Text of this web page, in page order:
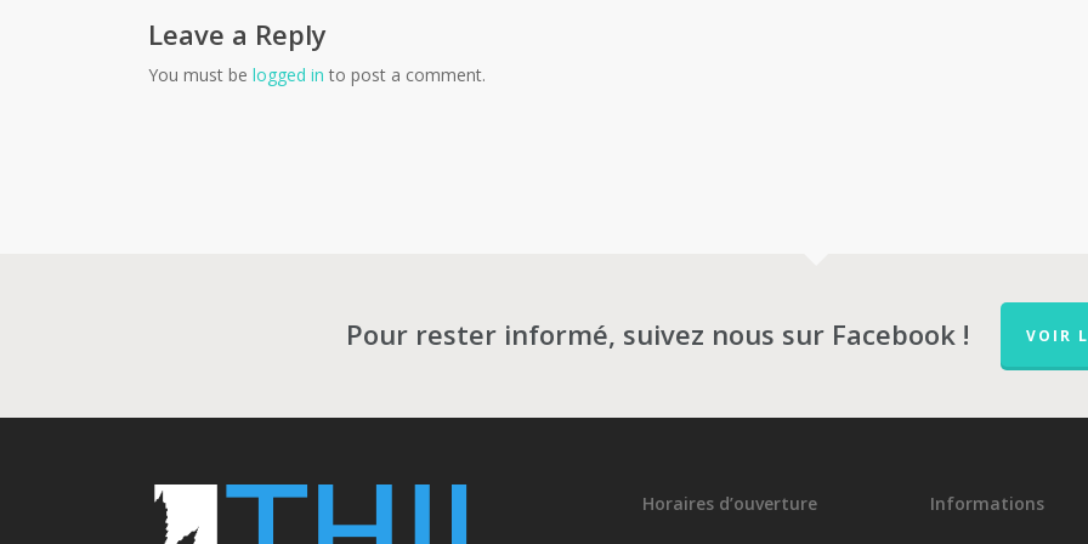
Leave a Reply
You must be logged in to post a comment.
Pour rester informé, suivez nous sur Facebook ! VOIR
Horaires d’ouverture Informations